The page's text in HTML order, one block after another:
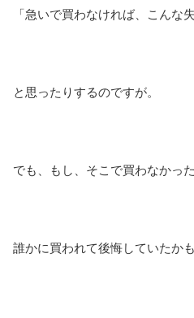
「急いで買わなければ、こんな
と思ったりするのですが。
でも、もし、そこで買わなかった
誰かに買われて後悔していたかも